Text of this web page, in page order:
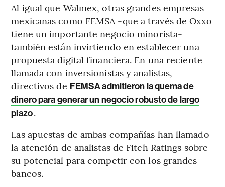
Al igual que Walmex, otras grandes empresas
mexicanas como FEMSA -que a través de Oxxo
tiene un importante negocio minorista-
también están invirtiendo en establecer una
propuesta digital financiera. En una reciente
llamada con inversionistas y analistas,
directivos de FEMSA admitieron la quema de
dinero para generar un negocio robusto de largo
plazo.
Las apuestas de ambas compañías han llamado
la atención de analistas de Fitch Ratings sobre
su potencial para competir con los grandes
bancos.